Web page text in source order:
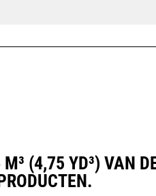
(4,75 YD³) VAN